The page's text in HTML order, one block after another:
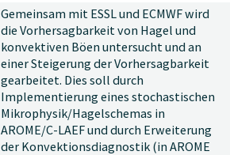
Gemeinsam mit ESSL und ECMWF wird
die Vorhersagbarkeit von Hagel und
konvektiven Böen untersucht und an
einer Steigerung der Vorhersagbarkeit
gearbeitet. Dies soll durch
Implementierung eines stochastischen
Mikrophysik/Hagelschemas in
AROME/C-LAEF und durch Erweiterung
der Konvektionsdiagnostik (in AROME